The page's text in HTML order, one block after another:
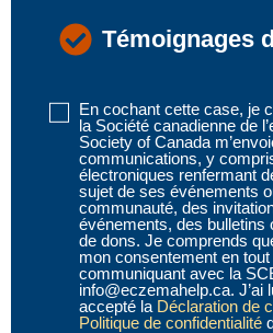
Témoignages
Disclaimer
(obligatoire)
En cochant cette case, je
la Société canadienne de
Society of Canada
communications, y
électroniques renfermant
sujet de ses événements
communauté, des
événements, des bulletins
de dons. Je comprends
mon consentement en
communiquant avec la
info@eczemahelp.ca. J’ai
accepté la Déclaration de
Politique de confidentialité